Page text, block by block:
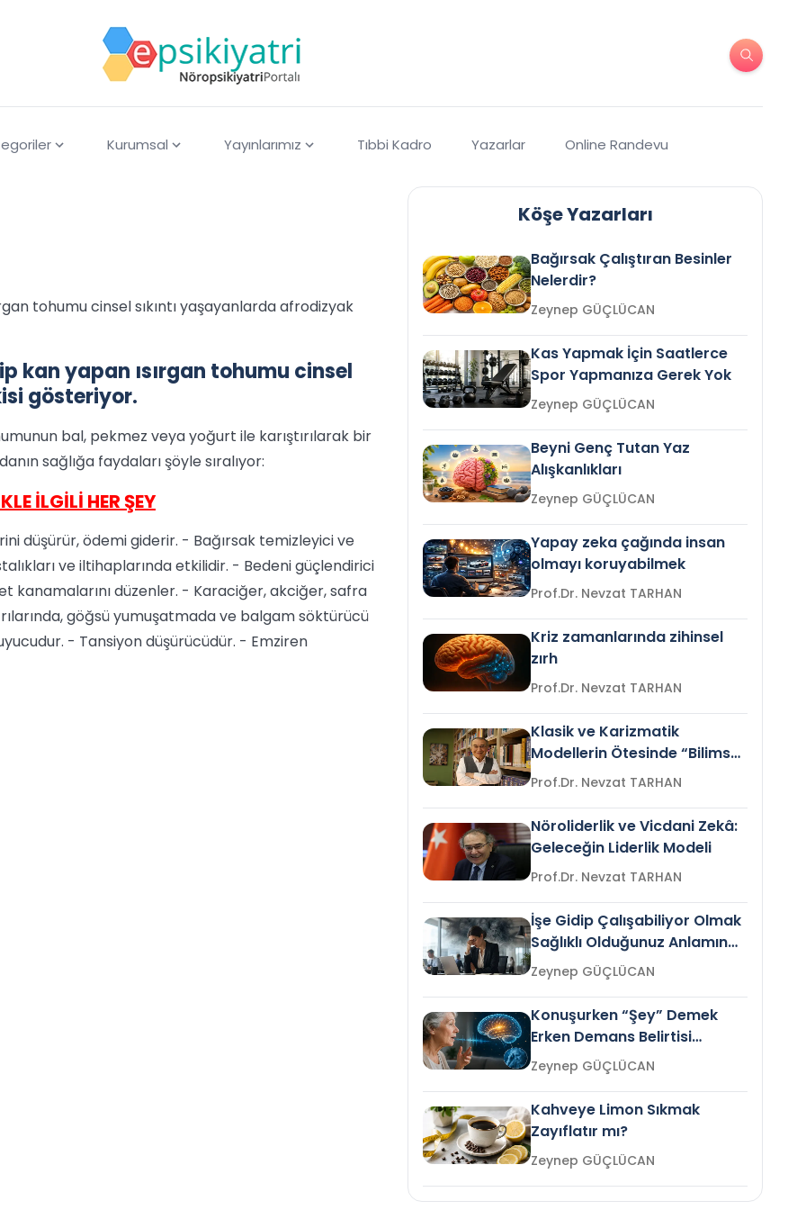
Kurumsal Yayınlarımız Tıbbi Kadro Yazarlar Online Randevu
tohumu cinsel sıkıntı yaşayanlarda afrodizyak
kan yapan ısırgan tohumu cinsel
gösteriyor.
bal, pekmez veya yoğurt ile karıştırılarak bir
sağlığa faydaları şöyle sıralıyor:
İLGİLİ HER ŞEY
düşürür, ödemi giderir. - Bağırsak temizleyici ve
ve iltihaplarında etkilidir. - Bedeni güçlendirici
kanamalarını düzenler. - Karaciğer, akciğer, safra
göğsü yumuşatmada ve balgam söktürücü
- Tansiyon düşürücüdür. - Emziren
Köşe Yazarları
Bağırsak Çalıştıran Besinler
Nelerdir?
Zeynep GÜÇLÜCAN
Kas Yapmak İçin Saatlerce
Spor Yapmanıza Gerek Yok
Zeynep GÜÇLÜCAN
Beyni Genç Tutan Yaz
Alışkanlıkları
Zeynep GÜÇLÜCAN
Yapay zeka çağında insan
olmayı koruyabilmek
Prof.Dr. Nevzat TARHAN
Kriz zamanlarında zihinsel
zırh
Prof.Dr. Nevzat TARHAN
Klasik ve Karizmatik
Modellerin Ötesinde “Bilimsel
Liderlik”
Prof.Dr. Nevzat TARHAN
Nöroliderlik ve Vicdani Zekâ:
Geleceğin Liderlik Modeli
Prof.Dr. Nevzat TARHAN
İşe Gidip Çalışabiliyor Olmak
Sağlıklı Olduğunuz Anlamına
Gelir mi?Zeynep GÜÇLÜCAN
Konuşurken “Şey” Demek
Erken Demans Belirtisi
Olabilir mi?Zeynep GÜÇLÜCAN
Kahveye Limon Sıkmak
Zayıflatır mı?
Zeynep GÜÇLÜCAN